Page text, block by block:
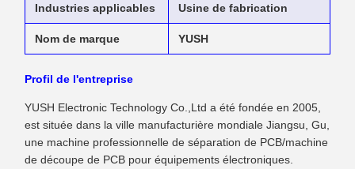
Industries applicables Usine de fabrication
Nom de marque YUSH
Profil de l'entreprise
YUSH Electronic Technology Co.,Ltd a été fondée en 2005,
est située dans la ville manufacturière mondiale Jiangsu, Gu,
une machine professionnelle de séparation de PCB/machine
de découpe de PCB pour équipements électroniques.